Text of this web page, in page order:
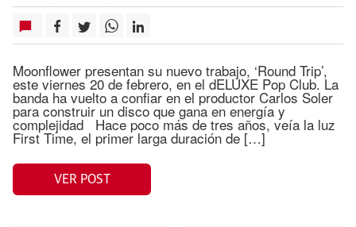
Moonflower presentan su nuevo trabajo, ‘Round Trip’,
este viernes 20 de febrero, en el dELUXE Pop Club. La
banda ha vuelto a confiar en el productor Carlos Soler
para construir un disco que gana en energía y
complejidad Hace poco más de tres años, veía la luz
First Time, el primer larga duración de […]
VER POST